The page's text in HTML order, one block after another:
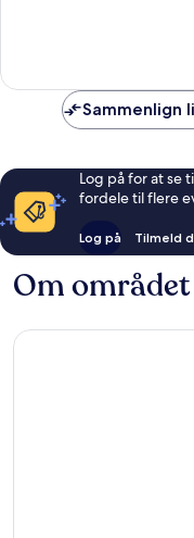
anmeldelser
Sammenlign
Log på for at se
fordele til flere
Log på Tilmeld
Om området